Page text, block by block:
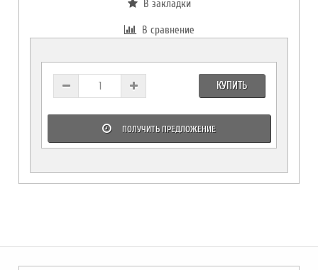
В закладки
В сравнение
КУПИТЬ
ПОЛУЧИТЬ ПРЕДЛОЖЕНИЕ